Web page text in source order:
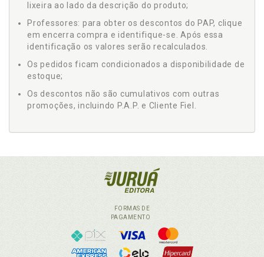
lixeira ao lado da descrição do produto;
Professores: para obter os descontos do PAP, clique
em encerra compra e identifique-se. Após essa
identificação os valores serão recalculados.
Os pedidos ficam condicionados a disponibilidade de
estoque;
Os descontos não são cumulativos com outras
promoções, incluindo P.A.P. e Cliente Fiel.
FORMAS DE
PAGAMENTO